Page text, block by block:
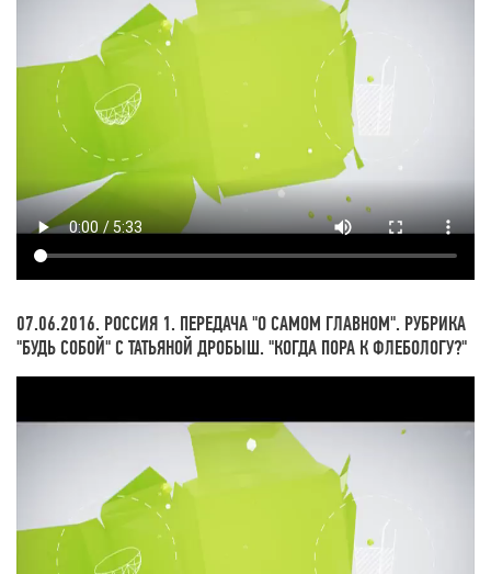
07.06.2016. РОССИЯ 1. ПЕРЕДАЧА "О САМОМ ГЛАВНОМ". РУБРИКА
"БУДЬ СОБОЙ" С ТАТЬЯНОЙ ДРОБЫШ. "КОГДА ПОРА К ФЛЕБОЛОГУ?"